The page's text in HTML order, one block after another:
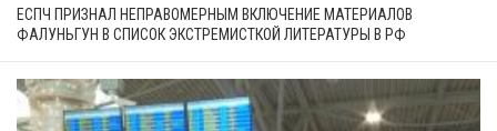
ЕСПЧ ПРИЗНАЛ НЕПРАВОМЕРНЫМ ВКЛЮЧЕНИЕ МАТЕРИАЛОВ
ФАЛУНЬГУН В СПИСОК ЭКСТРЕМИСТКОЙ ЛИТЕРАТУРЫ В РФ